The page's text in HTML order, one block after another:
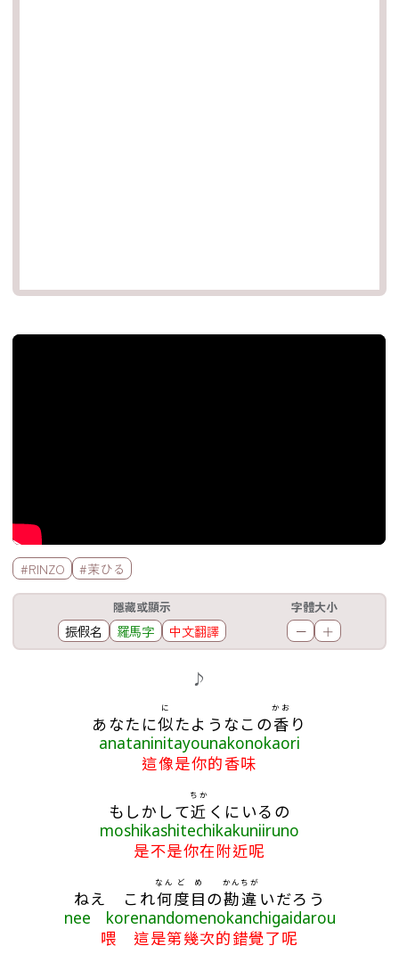
官方Youtube影片
標籤欄
#RINZO #茉ひる
隱藏或顯示
振假名 羅馬字 中文翻譯
字體大小
－ ＋
♪
あなたに似
に
たようなこの香
かお
り
anataninitayounakonokaori
這像是你的香味
もしかして近
ちか
くにいるの
moshikashitechikakuniiruno
是不是你在附近呢
ねえ これ何
なん
度
ど
目
め
の勘違
かんちが
いだろう
nee korenandomenokanchigaidarou
喂 這是第幾次的錯覺了呢